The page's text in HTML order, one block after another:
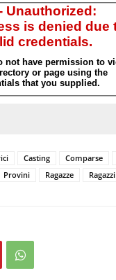
Casting Comparse
Provini Ragazze Ragazzi